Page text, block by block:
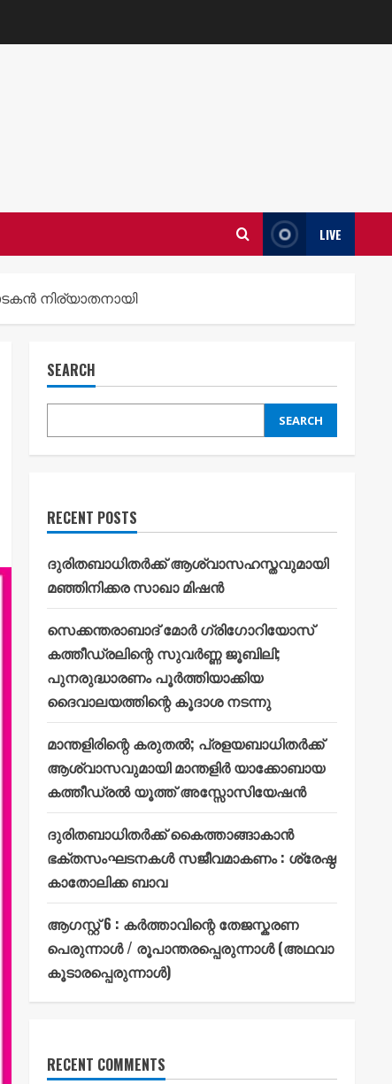
LIVE
നിര്യാതനായി
SEARCH
SEARCH
RECENT POSTS
ദുരിതബാധിതർക്ക് ആശ്വാസഹസ്തവുമായി
മഞ്ഞിനിക്കര സാഖാ മിഷൻ
സെക്കന്തരാബാദ് മോർ ഗ്രിഗോറിയോസ്
കത്തീഡ്രലിന്റെ സുവർണ്ണ ജൂബിലി;
പുനരുദ്ധാരണം പൂർത്തിയാക്കിയ
ദൈവാലയത്തിന്റെ കൂദാശ നടന്നു
മാന്തളിരിന്റെ കരുതൽ; പ്രളയബാധിതർക്ക്
ആശ്വാസവുമായി മാന്തളിർ യാക്കോബായ
കത്തീഡ്രൽ യൂത്ത് അസ്സോസിയേഷൻ
ദുരിതബാധിതർക്ക് കൈത്താങ്ങാകാൻ
ഭക്തസംഘടനകൾ സജീവമാകണം : ശ്രേഷ്ഠ
കാതോലിക്ക ബാവ
ആഗസ്റ്റ് 6 : കർത്താവിന്റെ തേജസ്കരണ
പെരുന്നാൾ / രൂപാന്തരപ്പെരുന്നാൾ (അഥവാ
കൂടാരപ്പെരുന്നാൾ)
RECENT COMMENTS